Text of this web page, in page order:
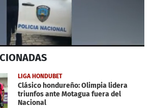
LIGA HONDUBET
Clásico hondureño: Olimpia lidera
triunfos ante Motagua fuera del
Nacional